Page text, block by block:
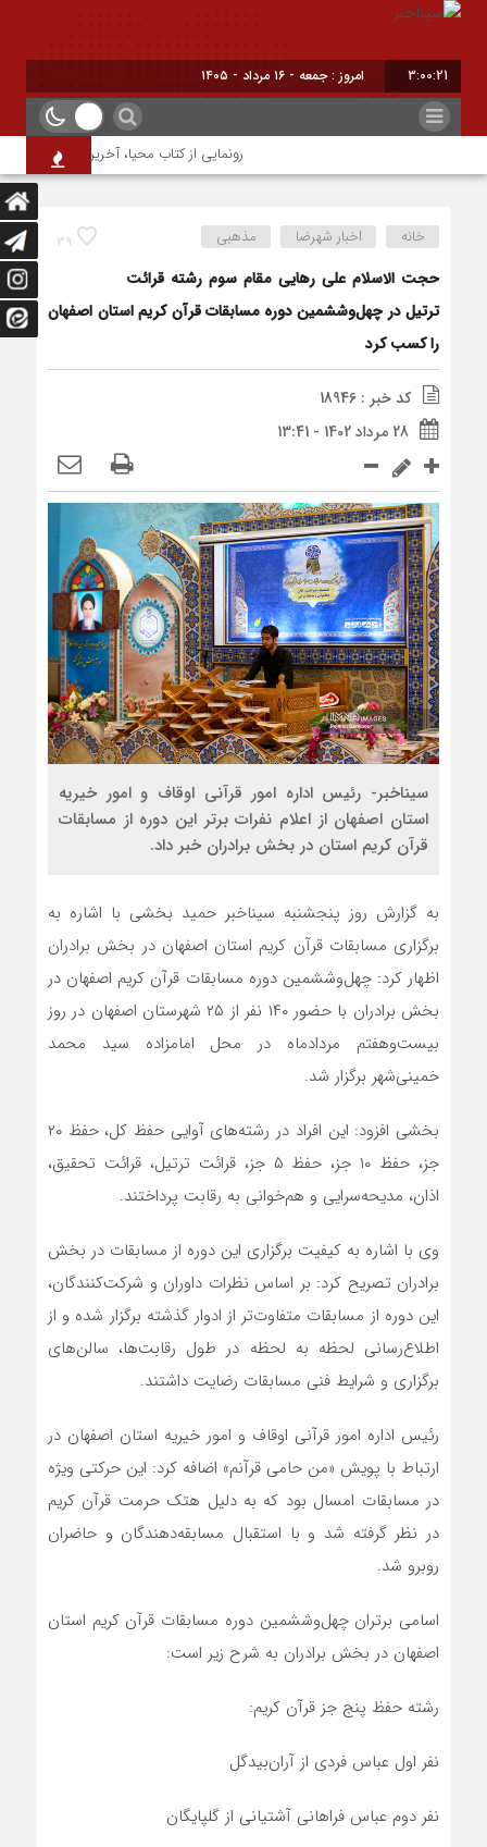
3:00:21 امروز : جمعه - ۱۶ مرداد - ۱۴۰۵
رونمایی از کتاب محیا، آخرین اثر نویسنده
39 خانه اخبار شهرضا مذهبی
حجت الاسلام علی رهایی مقام سوم رشته قرائت
ترتیل در چهل‌وششمین دوره مسابقات قرآن کریم استان اصفهان
را کسب کرد
کد خبر : 18946
28 مرداد 1402 - 13:41
سیناخبر- رئیس اداره امور قرآنی اوقاف و امور خیریه
استان اصفهان از اعلام نفرات برتر این دوره از مسابقات
قرآن کریم استان در بخش برادران خبر داد.
به گزارش روز پنجشنبه سیناخبر حمید بخشی با اشاره به
برگزاری مسابقات قرآن کریم استان اصفهان در بخش برادران
اظهار کرد: چهل‌وششمین دوره مسابقات قرآن کریم اصفهان در
بخش برادران با حضور ۱۴٠ نفر از ۲۵ شهرستان اصفهان در روز
بیست‌وهفتم مردادماه در محل امامزاده سید محمد
خمینی‌شهر برگزار شد.
بخشی افزود: این افراد در رشته‌های آوایی حفظ کل، حفظ ۲٠
جز، حفظ ۱٠ جز، حفظ ۵ جز، قرائت ترتیل، قرائت تحقیق،
اذان، مدیحه‌سرایی و هم‌خوانی به رقابت پرداختند.
وی با اشاره به کیفیت برگزاری این دوره از مسابقات در بخش
برادران تصریح کرد: بر اساس نظرات داوران و شرکت‌کنندگان،
این دوره از مسابقات متفاوت‌تر از ادوار گذشته برگزار شده و از
اطلاع‌رسانی لحظه به لحظه در طول رقابت‌ها، سالن‌های
برگزاری و شرایط فنی مسابقات رضایت داشتند.
رئیس اداره امور قرآنی اوقاف و امور خیریه استان اصفهان در
ارتباط با پویش «من حامی قرآنم» اضافه کرد: این حرکتی ویژه
در مسابقات امسال بود که به دلیل هتک حرمت قرآن کریم
در نظر گرفته شد و با استقبال مسابقه‌دهندگان و حاضران
روبرو شد.
اسامی برتران چهل‌وششمین دوره مسابقات قرآن کریم استان
اصفهان در بخش برادران به شرح زیر است:
رشته حفظ پنج جز قرآن کریم:
نفر اول عباس فردی از آران‌بیدگل
نفر دوم عباس فراهانی آشتیانی از گلپایگان